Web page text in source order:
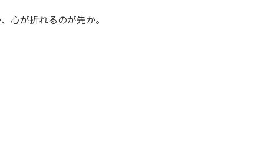
心が折れるのが先か。